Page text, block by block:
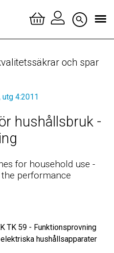
och spar
4:2011
hushållsbruk -
for household use -
performance
TK 59 - Funktionsprovning
hushållsapparater